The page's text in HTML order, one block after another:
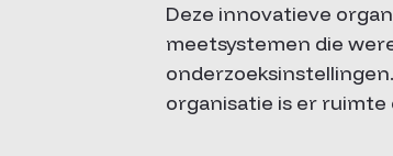
Deze innovatieve
meetsystemen die
organisatie is er